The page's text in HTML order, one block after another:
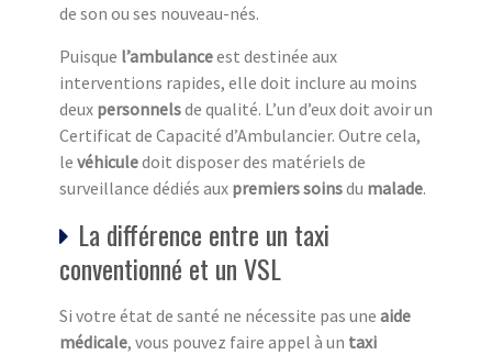
de son ou ses nouveau-nés.
Puisque l’ambulanceest destinée aux
interventions rapides, elle doit inclure au moins
deux personnelsde qualité. L’un d’eux doit avoir un
Certificat de Capacité d’Ambulancier. Outre cela,
le véhiculedoit disposer des matériels de
surveillance dédiés aux premiers soinsdu malade.
La différence entre un taxi
conventionné et un VSL
Si votre état de santé ne nécessite pas une aide
médicale, vous pouvez faire appel à un taxi